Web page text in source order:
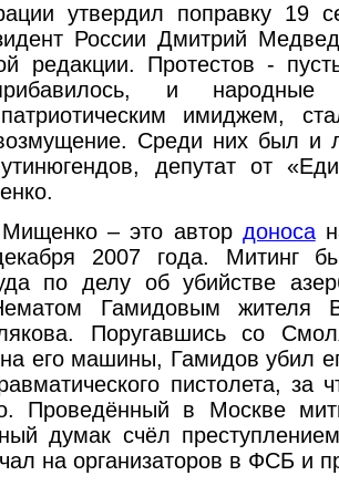
утвердил поправку 19
России Дмитрий
редакции. Протестов -
и народные
имиджем,
Среди них был и
депутат от
– это автор доноса
2007 года. Митинг
по делу об убийстве
Гамидовым жителя
Поругавшись со
его машины, Гамидов убил
пистолета, за
Проведённый в Москве
думак счёл
на организаторов в ФСБ и